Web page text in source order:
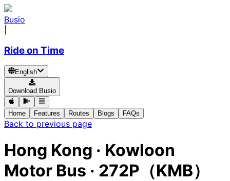
Busio
Ride on Time
English
Download Busio
Home Features Routes Blogs FAQs
Back to previous page
Hong Kong · Kowloon
Motor Bus · 272P（KMB）